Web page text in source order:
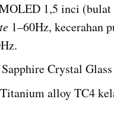
1,5 inci
Crystal
alloy TC4